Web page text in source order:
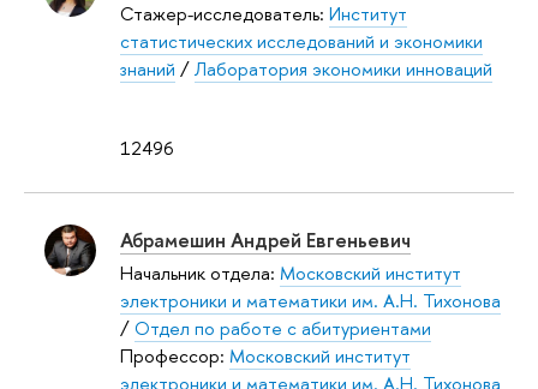
12496
Стажер-исследователь: Институт
статистических исследований и экономики
знаний /Лаборатория экономики инноваций
Абрамешин Андрей Евгеньевич
Начальник отдела: Московский институт
электроники и математики им. А.Н. Тихонова
/Отдел по работе с абитуриентами
Профессор: Московский институт
электроники и математики им. А.Н. Тихонова